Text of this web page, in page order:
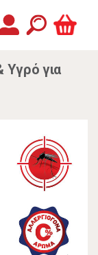
Υγρό για